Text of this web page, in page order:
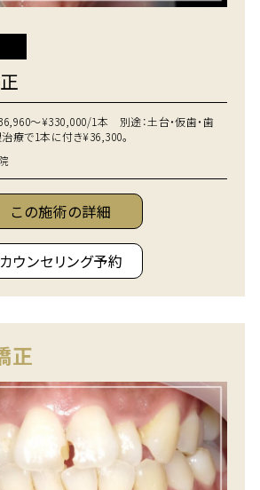
～¥330,000/1本 別途：土台・仮歯・歯
療で1本に付き¥36,300。
この施術の詳細
カウンセリング予約
正